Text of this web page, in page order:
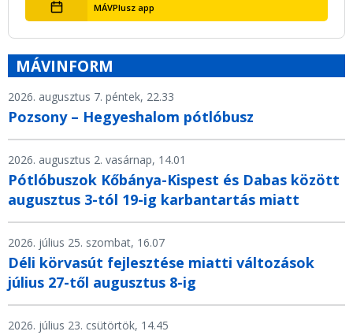
MÁVPlusz app
MÁVINFORM
2026. augusztus 7. péntek, 22.33
Pozsony – Hegyeshalom pótlóbusz
2026. augusztus 2. vasárnap, 14.01
Pótlóbuszok Kőbánya-Kispest és Dabas között
augusztus 3-tól 19-ig karbantartás miatt
2026. július 25. szombat, 16.07
Déli körvasút fejlesztése miatti változások
július 27-től augusztus 8-ig
2026. július 23. csütörtök, 14.45